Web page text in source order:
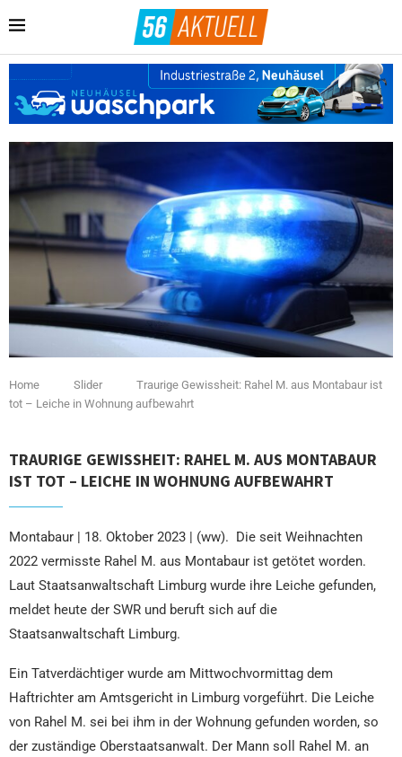
Home Slider
Traurige Gewissheit: Rahel M. aus Montabaur ist
tot – Leiche in Wohnung aufbewahrt
TRAURIGE GEWISSHEIT: RAHEL M. AUS MONTABAUR
IST TOT – LEICHE IN WOHNUNG AUFBEWAHRT
Montabaur | 18. Oktober 2023 | (ww). Die seit Weihnachten
2022 vermisste Rahel M. aus Montabaur ist getötet worden.
Laut Staatsanwaltschaft Limburg wurde ihre Leiche gefunden,
meldet heute der SWR und beruft sich auf die
Staatsanwaltschaft Limburg.
Ein Tatverdächtiger wurde am Mittwochvormittag dem
Haftrichter am Amtsgericht in Limburg vorgeführt. Die Leiche
von Rahel M. sei bei ihm in der Wohnung gefunden worden, so
der zuständige Oberstaatsanwalt. Der Mann soll Rahel M. an